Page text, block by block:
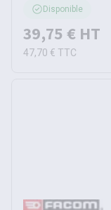
Disponible
39,75 € HT
47,70 € TTC